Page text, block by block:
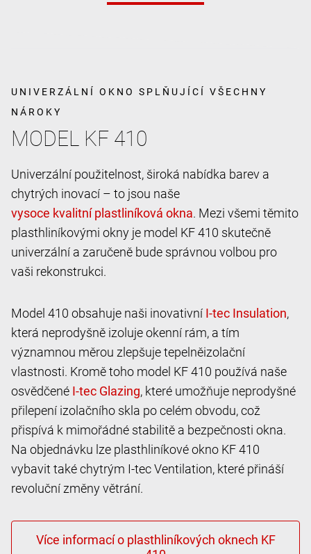
UNIVERZÁLNÍ OKNO SPLŇUJÍCÍ VŠECHNY
NÁROKY
MODEL KF 410
Univerzální použitelnost, široká nabídka barev a
chytrých inovací – to jsou naše
. Mezi všemi těmito
plasthliníkovými okny je model KF 410 skutečně
univerzální a zaručeně bude správnou volbou pro
vaši rekonstrukci.
Model 410 obsahuje naši inovativní
,
která neprodyšně izoluje okenní rám, a tím
významnou měrou zlepšuje tepelněizolační
vlastnosti. Kromě toho model KF 410 používá naše
osvědčené
, které umožňuje neprodyšné
přilepení izolačního skla po celém obvodu, což
přispívá k mimořádné stabilitě a bezpečnosti okna.
Na objednávku lze plasthliníkové okno KF 410
vybavit také chytrým I-tec Ventilation, které přináší
revoluční změny větrání.